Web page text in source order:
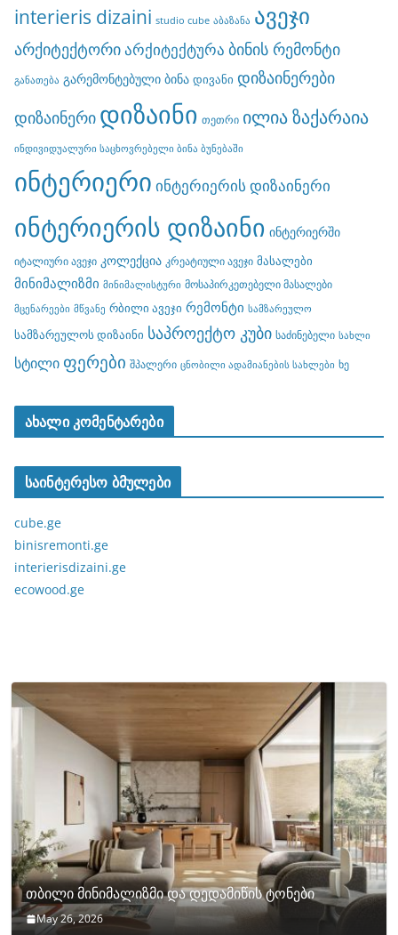
interieris dizaini studio cube აბაზანა ავეჯი
არქიტექტორიარქიტექტურა ბინის რემონტი
განათება გარემონტებული ბინა დივანი დიზაინერები
დიზაინერი დიზაინი თეთრი ილია ზაქარაია
ინდივიდუალური საცხოვრებელი ბინა ბუნებაში
ინტერიერი ინტერიერის დიზაინერი
ინტერიერის დიზაინი ინტერიერში
იტალიური ავეჯი კოლექცია კრეატიული ავეჯი მასალები
მინიმალიზმი მინიმალისტური მოსაპირკეთებელი მასალები
მცენარეები მწვანე რბილი ავეჯი რემონტი სამზარეულო
სამზარეულოს დიზაინი საპროექტო კუბი საძინებელი სახლი
სტილი ფერები შპალერი ცნობილი ადამიანების სახლები ხე
ახალი კომენტარები
საინტერესო ბმულები
cube.ge
binisremonti.ge
interierisdizaini.ge
ecowood.ge
თბილი მინიმალიზმი და დედამიწის ტონები
May 26, 2026